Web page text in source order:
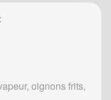
oignons frits,